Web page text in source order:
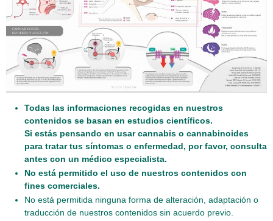
Todas las informaciones recogidas en nuestros
contenidos se basan en estudios científicos.
Si estás pensando en usar cannabis o cannabinoides
para tratar tus síntomas o enfermedad, por favor, consulta
antes con un médico especialista.
No está permitido el uso de nuestros contenidos con
fines comerciales.
No está permitida ninguna forma de alteración, adaptación o
traducción de nuestros contenidos sin acuerdo previo.